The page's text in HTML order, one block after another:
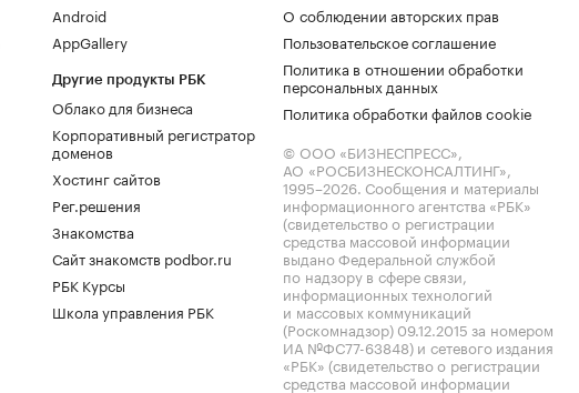
Android
AppGallery
Другие продукты РБК
Облако для бизнеса
Корпоративный регистратор
доменов
Хостинг сайтов
Рег.решения
Знакомства
Сайт знакомств podbor.ru
РБК Курсы
Школа управления РБК
О соблюдении авторских прав
Пользовательское соглашение
Политика в отношении обработки
персональных данных
Политика обработки файлов cookie
© ООО «БИЗНЕСПРЕСС»,
АО «РОСБИЗНЕСКОНСАЛТИНГ»,
1995–2026. Сообщения и материалы
информационного агентства «РБК»
(свидетельство о регистрации
средства массовой информации
выдано Федеральной службой
по надзору в сфере связи,
информационных технологий
и массовых коммуникаций
(Роскомнадзор) 09.12.2015 за номером
ИА №ФС77-63848) и сетевого издания
«РБК» (свидетельство о регистрации
средства массовой информации